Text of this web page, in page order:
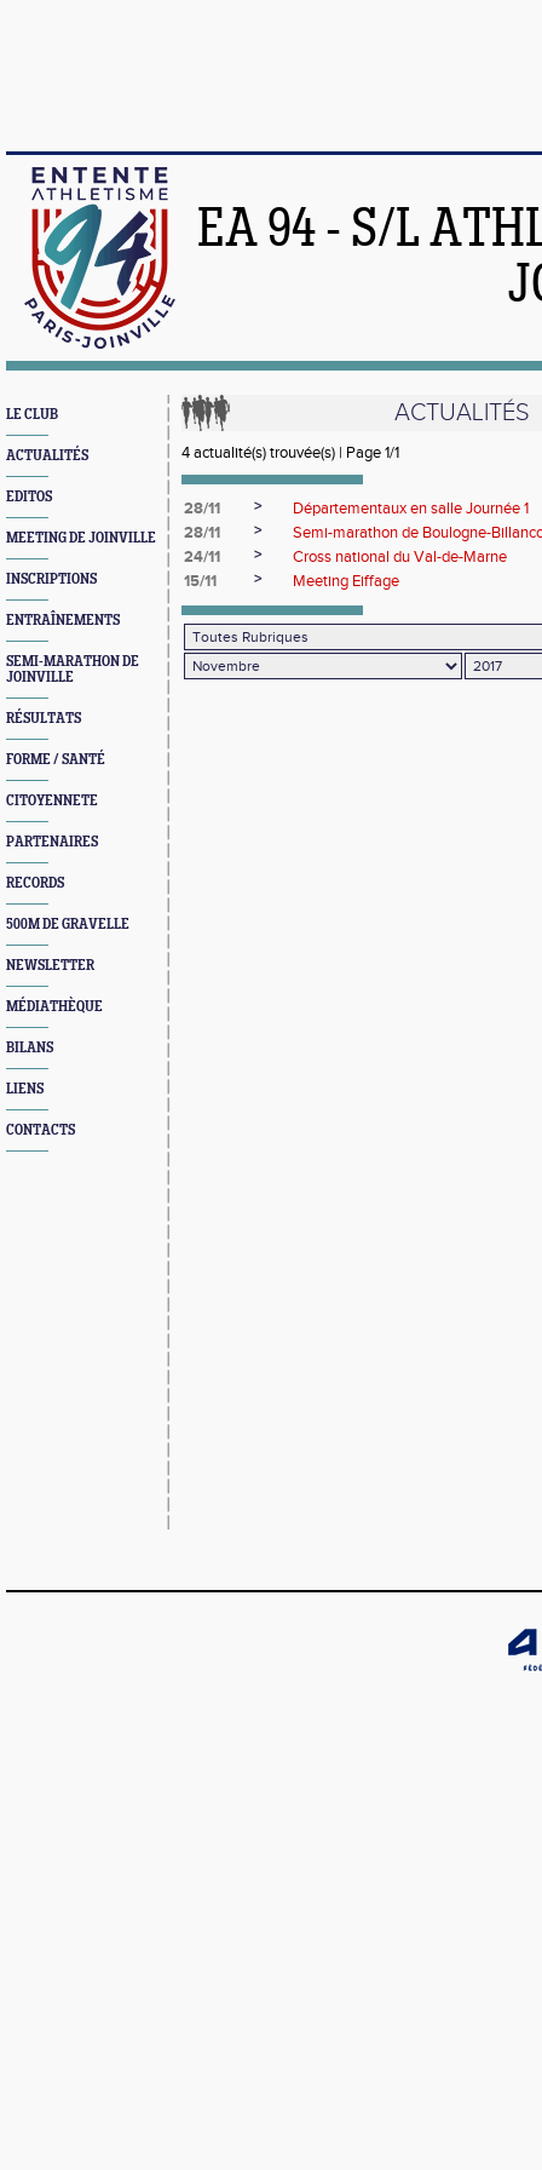
EA 94 - S/L
LE CLUB
ACTUALITÉS
EDITOS
MEETING DE JOINVILLE
INSCRIPTIONS
ENTRAÎNEMENTS
SEMI-MARATHON DE
JOINVILLE
RÉSULTATS
FORME / SANTÉ
CITOYENNETE
PARTENAIRES
RECORDS
500M DE GRAVELLE
NEWSLETTER
MÉDIATHÈQUE
BILANS
LIENS
CONTACTS
ACTUALITÉS
4 actualité(s) trouvée(s) | Page 1/1
28/11 >
Départementaux en salle Journée 1
28/11
>
Semi-marathon de Boulogne-
24/11
>
Cross national du Val-de-Marne
15/11
> Meeting Eiffage